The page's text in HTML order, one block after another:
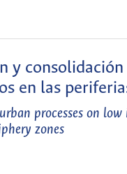
y
en las
processes on low
zones